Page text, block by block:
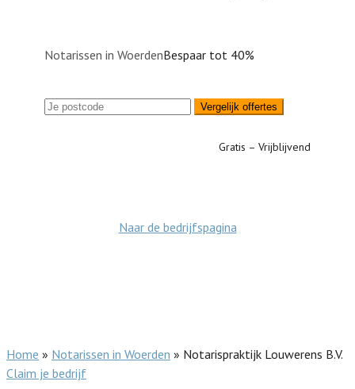
Notarissen in WoerdenBespaar tot 40%
Vergelijk offertes
Gratis – Vrijblijvend
Naar de bedrijfspagina
Home » Notarissen in Woerden » Notarispraktijk Louwerens B.V.
Claim je bedrijf